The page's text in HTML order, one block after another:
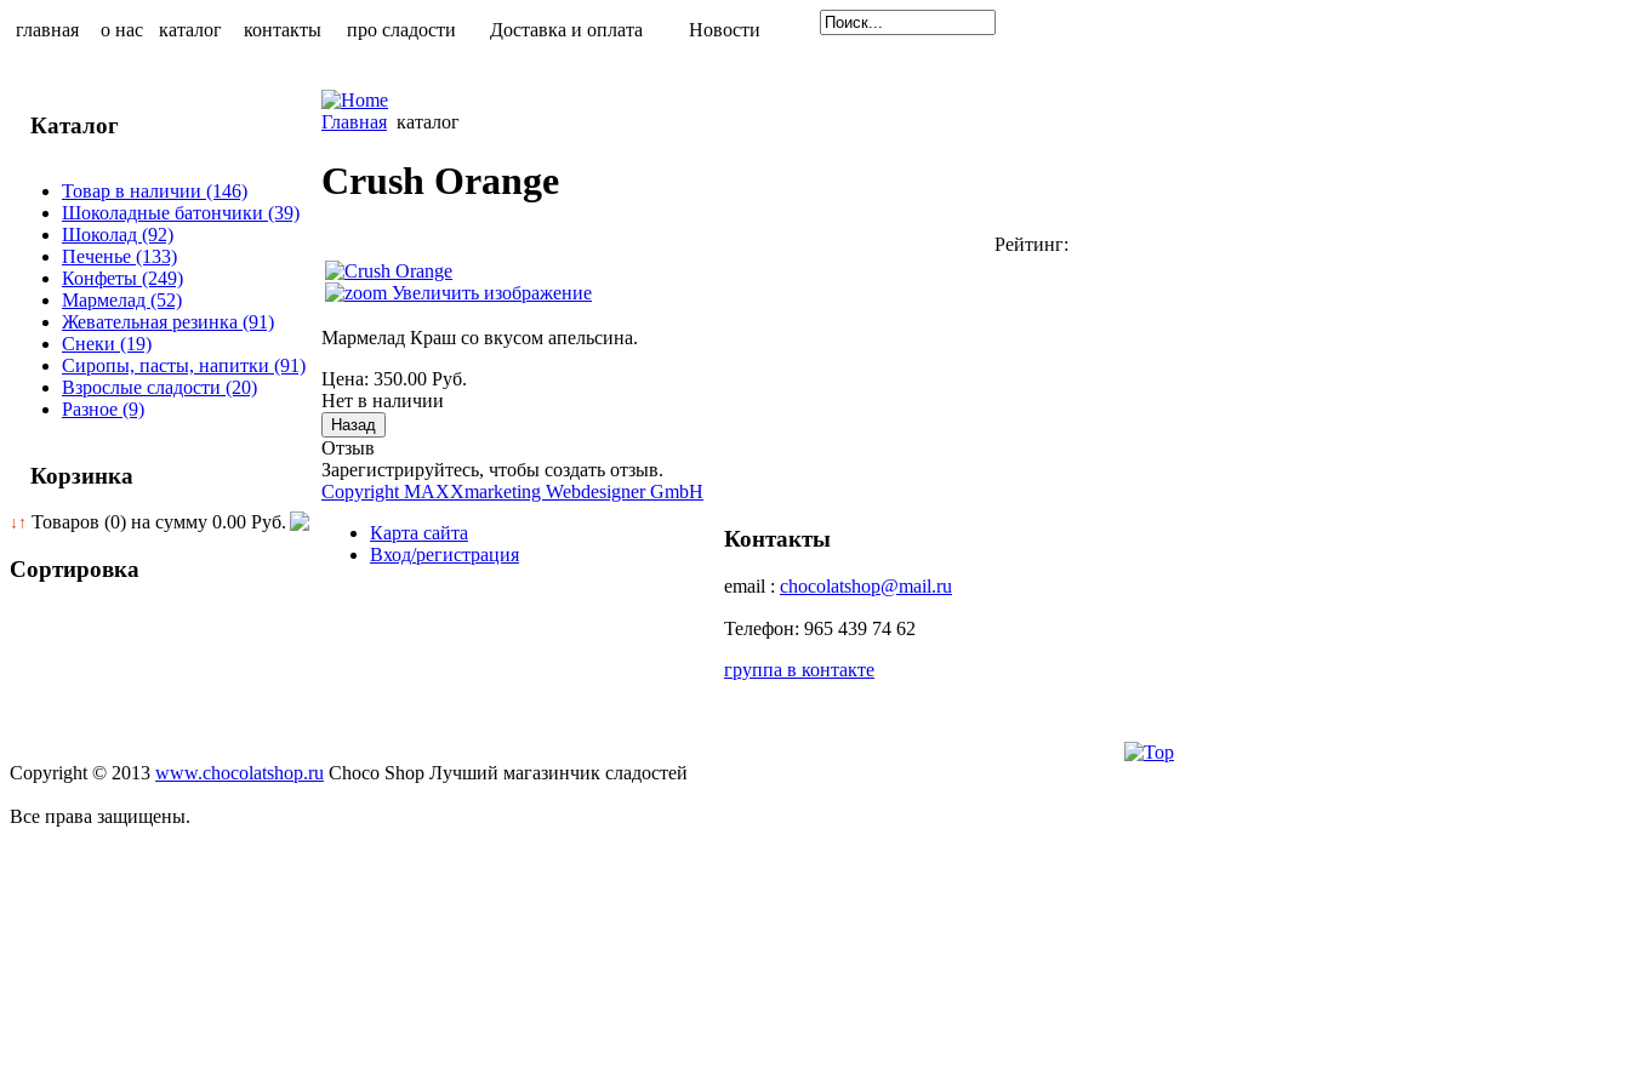
главная о нас каталог контакты про сладости Доставка и оплата Новости
Каталог
Товар в наличии (146)
Шоколадные батончики (39)
Шоколад (92)
Печенье (133)
Конфеты (249)
Мармелад (52)
Жевательная резинка (91)
Снеки (19)
Сиропы, пасты, напитки (91)
Взрослые сладости (20)
Разное (9)
Корзинка
↓↑ Товаров (0) на сумму 0.00 Руб.
Сортировка
Главная каталог
Crush Orange
Рейтинг:
Увеличить изображение
Мармелад Краш со вкусом апельсина.
Цена: 350.00 Руб.
Нет в наличии
Отзыв
Зарегистрируйтесь, чтобы создать отзыв.
Copyright MAXXmarketing Webdesigner GmbH
Карта сайта
Вход/регистрация
Контакты
email : chocolatshop@mail.ru
Телефон: 965 439 74 62
группа в контакте
Copyright © 2013 www.chocolatshop.ru Choco Shop Лучший магазинчик сладостей
Все права защищены.